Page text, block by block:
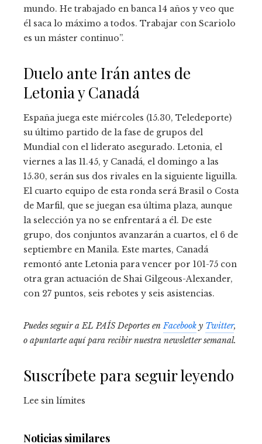
mundo. He trabajado en banca 14 años y veo que
él saca lo máximo a todos. Trabajar con Scariolo
es un máster continuo”.
Duelo ante Irán antes de
Letonia y Canadá
España juega este miércoles (15.30, Teledeporte)
su último partido de la fase de grupos del
Mundial con el liderato asegurado. Letonia, el
viernes a las 11.45, y Canadá, el domingo a las
15.30, serán sus dos rivales en la siguiente liguilla.
El cuarto equipo de esta ronda será Brasil o Costa
de Marfil, que se juegan esa última plaza, aunque
la selección ya no se enfrentará a él. De este
grupo, dos conjuntos avanzarán a cuartos, el 6 de
septiembre en Manila. Este martes, Canadá
remontó ante Letonia para vencer por 101-75 con
otra gran actuación de Shai Gilgeous-Alexander,
con 27 puntos, seis rebotes y seis asistencias.
Puedes seguir a EL PAÍS Deportes enFacebook y Twitter,
o apuntarte aquí para recibirnuestra newsletter semanal.
Suscríbete para seguir leyendo
Lee sin límites
Noticias similares